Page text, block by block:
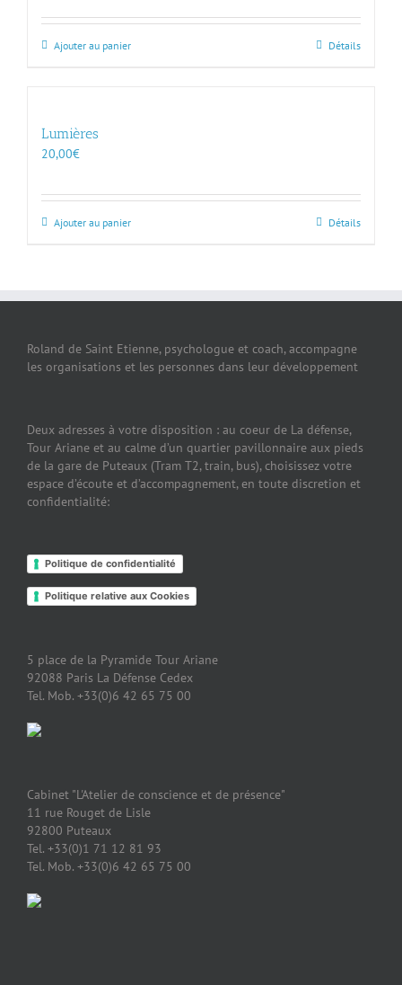
Ajouter au panier Détails
Lumières
20,00€
Ajouter au panier Détails
Roland de Saint Etienne, psychologue et coach, accompagne
les organisations et les personnes dans leur développement
Deux adresses à votre disposition : au coeur de La défense,
Tour Ariane et au calme d’un quartier pavillonnaire aux pieds
de la gare de Puteaux (Tram T2, train, bus), choisissez votre
espace d’écoute et d’accompagnement, en toute discretion et
confidentialité:
Politique de confidentialité
Politique relative aux Cookies
5 place de la Pyramide Tour Ariane
92088 Paris La Défense Cedex
Tel. Mob. +33(0)6 42 65 75 00
Cabinet "L'Atelier de conscience et de présence"
11 rue Rouget de Lisle
92800 Puteaux
Tel. +33(0)1 71 12 81 93
Tel. Mob. +33(0)6 42 65 75 00